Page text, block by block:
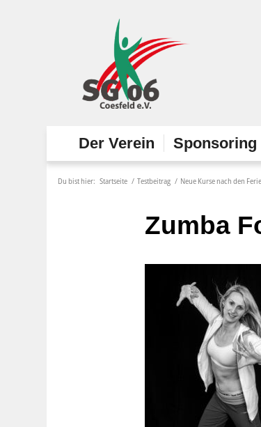
Der Verein Sponsoring
Du bist hier: Startseite / Testbeitrag / Neue Kurse nach den
Zumba